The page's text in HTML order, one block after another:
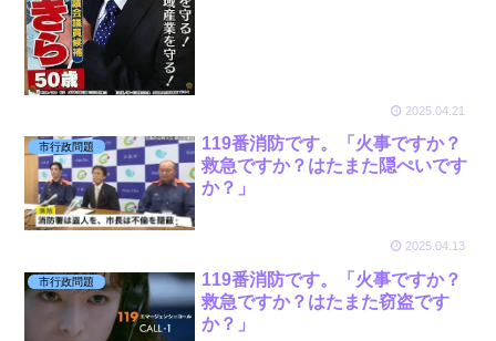
2025.04.21
市行政問題
119番消防です。「火事ですか？
救急ですか？はたまた隠ぺいです
か？」
2025.04.13
市行政問題
119番消防です。「火事ですか？
救急ですか？はたまた窃盗です
か？」